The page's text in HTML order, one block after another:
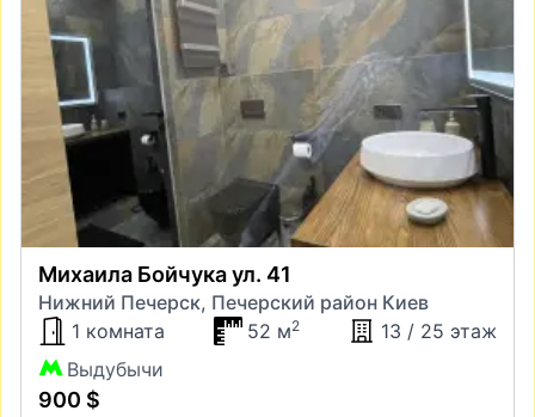
Михаила Бойчука ул. 41
Нижний Печерск, Печерский район Киев
1 комната
52 м2
13 / 25 этаж
Выдубычи
900 $